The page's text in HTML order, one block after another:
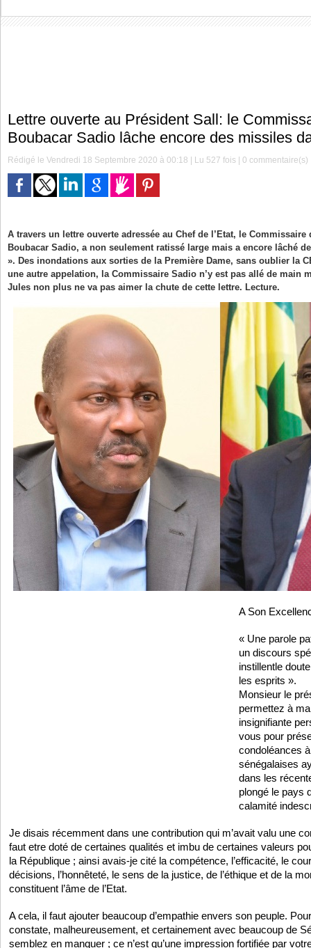
Lettre ouverte au Président Sall: le
Boubacar Sadio lâche encore des missiles
Rédigé le Vendredi 18 Septembre 2020 à 00:18 | Lu 527 fois |0 commentaire(s)
A travers un lettre ouverte adressée au Chef de l’Etat, le
Boubacar Sadio, a non seulement ratissé large mais a encore lâché
». Des inondations aux sorties de la Première Dame, sans oublier la
une autre appelation, la Commissaire Sadio n’y est pas allé de main
Jules non plus ne va pas aimer la chute de cette lettre. Lecture.
A Son
« Une parole
un discours
instillentle
les esprits ».
Monsieur le
permettez à
insignifiante
vous pour
condoléances
sénégalaises
dans les
plongé le pays
calamité
Je disais récemment dans une contribution qui m’avait valu une
faut etre doté de certaines qualités et imbu de certaines valeurs
la République ; ainsi avais-je cité la compétence, l’efficacité, le
décisions, l’honnêteté, le sens de la justice, de l’éthique et de la
constituent l’âme de l’Etat.
A cela, il faut ajouter beaucoup d’empathie envers son peuple.
constate, malheureusement, et certainement avec beaucoup de
semblez en manquer ; ce n’est qu’une impression fortifiée par